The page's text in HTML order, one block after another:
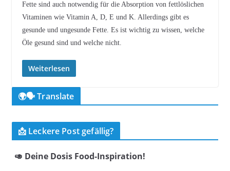
Fette sind auch notwendig für die Absorption von fettlöslichen
Vitaminen wie Vitamin A, D, E und K. Allerdings gibt es
gesunde und ungesunde Fette. Es ist wichtig zu wissen, welche
Öle gesund sind und welche nicht.
Weiterlesen
🌍🗣️ Translate
📩 Leckere Post gefällig?
🥑 Deine Dosis Food-Inspiration!